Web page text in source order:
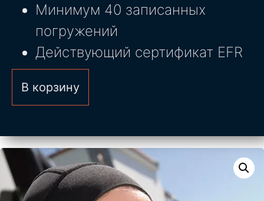
Минимум 40 записанных
погружений
Действующий сертификат EFR
В корзину